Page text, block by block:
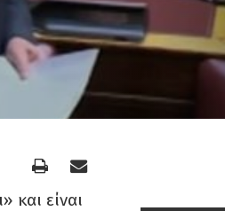
και είναι